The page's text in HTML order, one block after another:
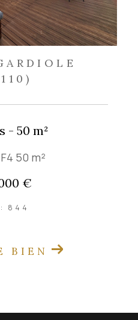
- 50 m²
50 m²
€
: 844
BIEN